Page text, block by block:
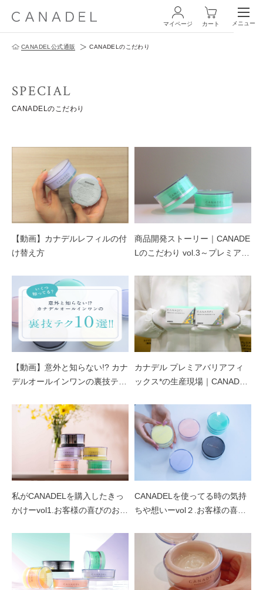
ログイン・新規会員登録
オールインワン
化粧水
スペシャルケア
商品の使い方
ブランドコンセプト
ベストコスメ受賞歴
オールインワンの魅力
CANADELのこだわり
定期便サービス
会員ステージ・ポイントプログラム
ショッピングガイド
マイページ カート メニュー
CANADEL公式通販 CANADELのこだわり
SPECIAL
CANADELのこだわり
【動画】カナデルレフィルの付
け替え方
商品開発ストーリー｜CANADE
Lのこだわり vol.3～プレミアバ
【動画】意外と知らない!? カナ
デルオールインワンの裏技テク
カナデル プレミアバリアフィ
ックス*の生産現場｜CANADEL
私がCANADELを購入したきっ
かけーvol1.お客様の喜びのお声
CANADELを使ってる時の気持
ちや想いーvol２.お客様の喜び